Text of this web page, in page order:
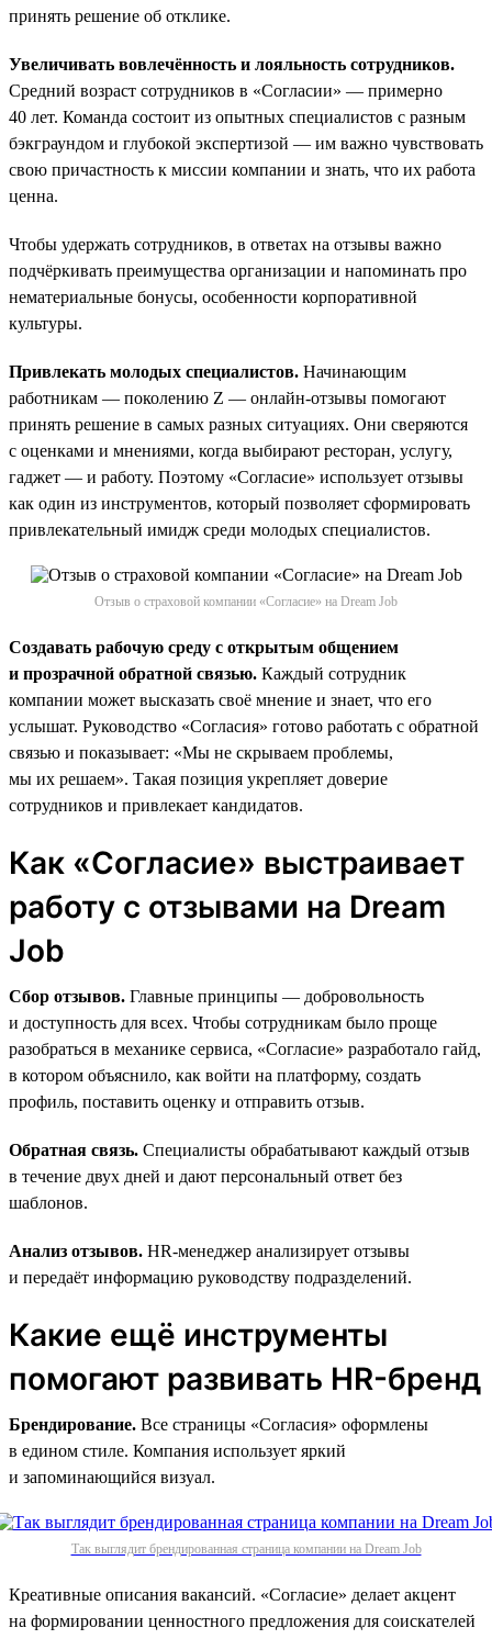
принять решение об отклике.
Увеличивать вовлечённость и лояльность сотрудников.
Средний возраст сотрудников в «Согласии» — примерно
40 лет. Команда состоит из опытных специалистов с разным
бэкграундом и глубокой экспертизой — им важно чувствовать
свою причастность к миссии компании и знать, что их работа
ценна.
Чтобы удержать сотрудников, в ответах на отзывы важно
подчёркивать преимущества организации и напоминать про
нематериальные бонусы, особенности корпоративной
культуры.
Привлекать молодых специалистов. Начинающим
работникам — поколению Z — онлайн-отзывы помогают
принять решение в самых разных ситуациях. Они сверяются
с оценками и мнениями, когда выбирают ресторан, услугу,
гаджет — и работу. Поэтому «Согласие» использует отзывы
как один из инструментов, который позволяет сформировать
привлекательный имидж среди молодых специалистов.
Отзыв о страховой компании «Согласие» на Dream Job
Создавать рабочую среду с открытым общением
и прозрачной обратной связью. Каждый сотрудник
компании может высказать своё мнение и знает, что его
услышат. Руководство «Согласия» готово работать с обратной
связью и показывает: «Мы не скрываем проблемы,
мы их решаем». Такая позиция укрепляет доверие
сотрудников и привлекает кандидатов.
Как «Согласие» выстраивает
работу с отзывами на Dream
Job
Сбор отзывов. Главные принципы — добровольность
и доступность для всех. Чтобы сотрудникам было проще
разобраться в механике сервиса, «Согласие» разработало гайд,
в котором объяснило, как войти на платформу, создать
профиль, поставить оценку и отправить отзыв.
Обратная связь. Специалисты обрабатывают каждый отзыв
в течение двух дней и дают персональный ответ без
шаблонов.
Анализ отзывов. HR-менеджер анализирует отзывы
и передаёт информацию руководству подразделений.
Какие ещё инструменты
помогают развивать HR-бренд
Брендирование. Все страницы «Согласия» оформлены
в едином стиле. Компания использует яркий
и запоминающийся визуал.
Так выглядит брендированная страница компании на Dream Job
Креативные описания вакансий. «Согласие» делает акцент
на формировании ценностного предложения для соискателей